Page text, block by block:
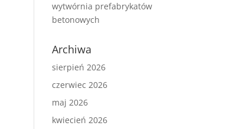
wytwórnia prefabrykatów
betonowych
Archiwa
sierpień 2026
czerwiec 2026
maj 2026
kwiecień 2026